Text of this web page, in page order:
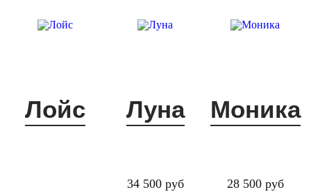
Лойс
34 500 руб
Луна
28 500 руб
Моника